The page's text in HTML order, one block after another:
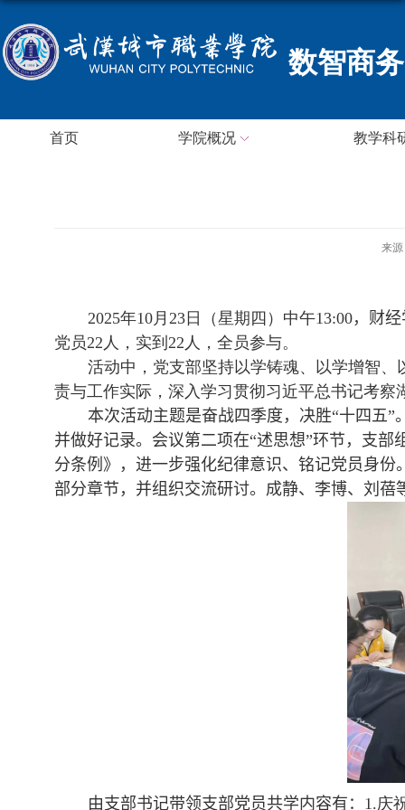
数智商
首页 学院概况 教学科
来
2025年10月23 日（星期四）中午13:00，财
党员22 人，实到 22 人，全员参与。
活动中，党支部坚持以学铸魂、以学增智
责与工作实际，深入学习贯彻习近平总书记考
本次活动主题是奋战四季度，决胜“十四五”
并做好记录。 会议第二项在“述思想”环节，支
分条例》，进一步强化纪律意识、铭记党员身份
部分章节，并组织交流研讨。成静、李博、刘
由支部书记带领支部党员共学内容有： 1.庆